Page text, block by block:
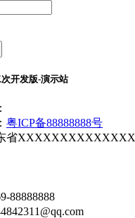
开发版-演示站
粤ICP备88888888号
省
88888888